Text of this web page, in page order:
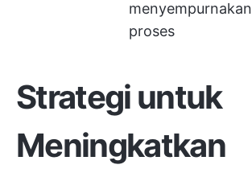
menyempurnakan
proses
Strategi untuk
Meningkatkan